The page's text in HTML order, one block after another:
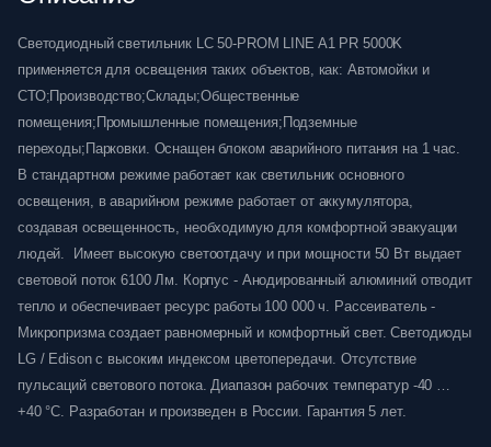
Светодиодный светильник LC 50-PROM LINE A1 PR 5000K
применяется для освещения таких объектов, как: Автомойки и
СТО;Производство;Склады;Общественные
помещения;Промышленные помещения;Подземные
переходы;Парковки. Оснащен блоком аварийного питания на 1 час.
В стандартном режиме работает как светильник основного
освещения, в аварийном режиме работает от аккумулятора,
создавая освещенность, необходимую для комфортной эвакуации
людей. Имеет высокую светоотдачу и при мощности 50 Вт выдает
световой поток 6100 Лм. Корпус - Анодированный алюминий отводит
тепло и обеспечивает ресурс работы 100 000 ч. Рассеиватель -
Микропризма создает равномерный и комфортный свет. Светодиоды
LG / Edison с высоким индексом цветопередачи. Отсутствие
пульсаций светового потока. Диапазон рабочих температур -40 …
+40 °C. Разработан и произведен в России. Гарантия 5 лет.